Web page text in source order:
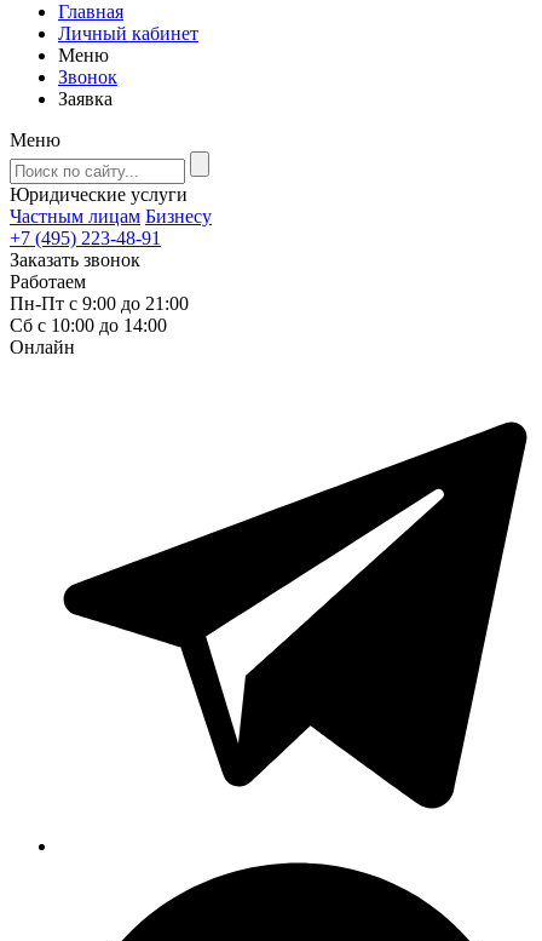
Главная
Личный кабинет
Меню
Звонок
Заявка
Меню
Юридические услуги
Частным лицам Бизнесу
+7 (495) 223-48-91
Заказать звонок
Работаем
Пн-Пт с 9:00 до 21:00
Сб с 10:00 до 14:00
Онлайн